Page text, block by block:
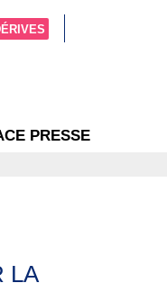
PRESSE
LA